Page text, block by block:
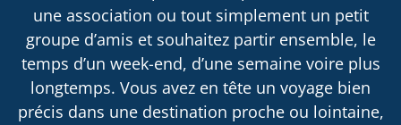
une association ou tout simplement un petit
groupe d’amis et souhaitez partir ensemble, le
temps d’un week-end, d’une semaine voire plus
longtemps. Vous avez en tête un voyage bien
précis dans une destination proche ou lointaine,